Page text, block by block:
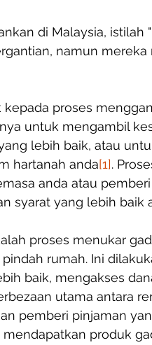
di Malaysia, istilah
namun
kepada proses
untuk mengambil
lebih baik, atau
hartanah anda[1].
anda atau
syarat yang lebih baik
proses menukar
rumah. Ini
baik, mengakses
utama antara
pemberi pinjaman
produk